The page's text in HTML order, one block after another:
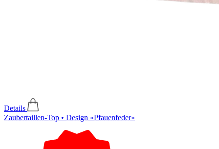
Details
Zaubertaillen-Top • Design »Pfauenfeder«